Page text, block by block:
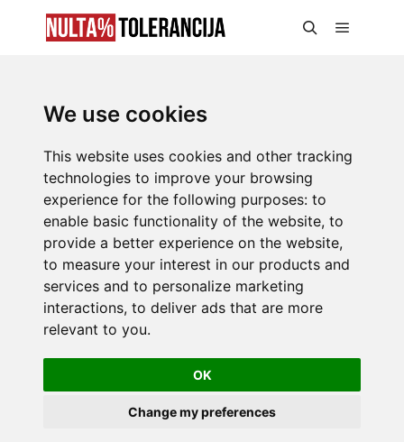
We use cookies
This website uses cookies and other tracking
technologies to improve your browsing
experience for the following purposes: to
enable basic functionality of the website, to
provide a better experience on the website,
to measure your interest in our products and
services and to personalize marketing
interactions, to deliver ads that are more
relevant to you.
OK
Change my preferences